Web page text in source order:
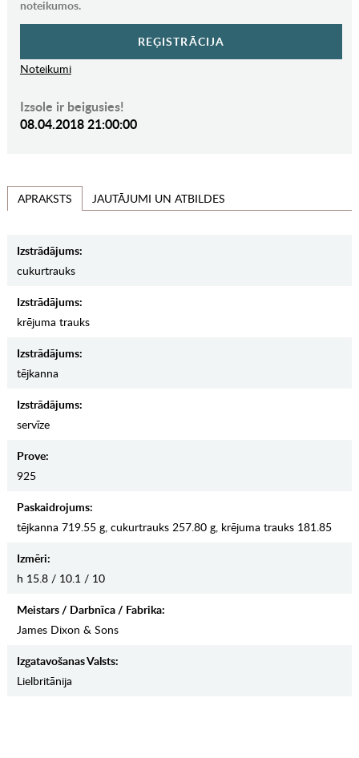
noteikumos.
REĢISTRĀCIJA
Noteikumi
Izsole ir beigusies!
08.04.2018 21:00:00
APRAKSTS JAUTĀJUMI UN ATBILDES
Izstrādājums:
cukurtrauks
Izstrādājums:
krējuma trauks
Izstrādājums:
tējkanna
Izstrādājums:
servīze
Prove:
925
Paskaidrojums:
tējkanna 719.55 g, cukurtrauks 257.80 g, krējuma trauks 181.85
Izmēri:
h 15.8 / 10.1 / 10
Meistars / Darbnīca / Fabrika:
James Dixon & Sons
Izgatavošanas Valsts:
Lielbritānija